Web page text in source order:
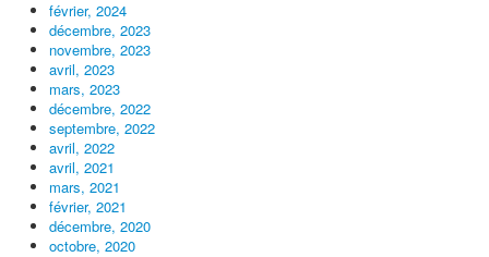
février, 2024
décembre, 2023
novembre, 2023
avril, 2023
mars, 2023
décembre, 2022
septembre, 2022
avril, 2022
avril, 2021
mars, 2021
février, 2021
décembre, 2020
octobre, 2020